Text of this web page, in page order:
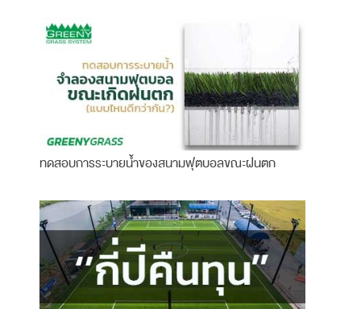
ทดสอบการระบายน้ำของสนามฟุตบอลขณะฝนตก